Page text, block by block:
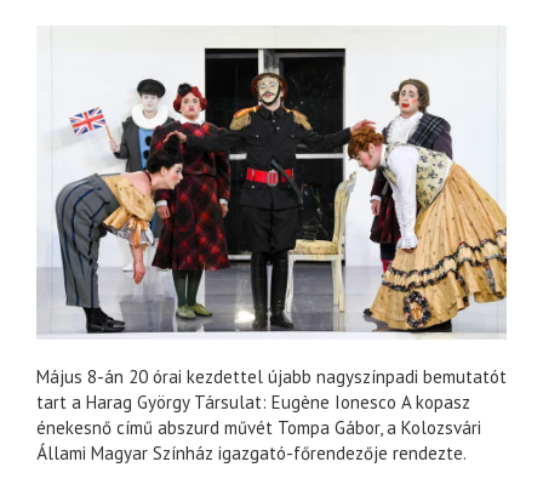
Május 8-án 20 órai kezdettel újabb nagyszínpadi bemutatót
tart a Harag György Társulat: Eugène Ionesco A kopasz
énekesnő című abszurd művét Tompa Gábor, a Kolozsvári
Állami Magyar Színház igazgató-főrendezője rendezte.